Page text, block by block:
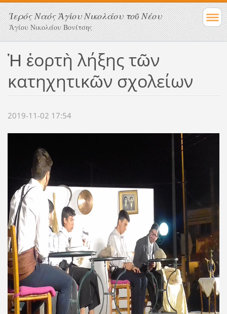
Ἱερός Ναός Ἁγίου Νικολάου τοῦ Νέου
Ἁγίου Νικολάου Βονίτσης
Ἡ ἑορτὴ λήξης τῶν
κατηχητικῶν σχολείων
2019-11-02 17:54